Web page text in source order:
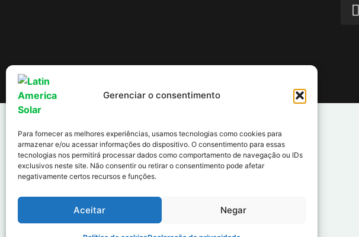
Gerenciar o consentimento
Para fornecer as melhores experiências, usamos tecnologias como cookies para
armazenar e/ou acessar informações do dispositivo. O consentimento para essas
tecnologias nos permitirá processar dados como comportamento de navegação ou IDs
exclusivos neste site. Não consentir ou retirar o consentimento pode afetar
negativamente certos recursos e funções.
Aceitar Negar
Política de Cookies